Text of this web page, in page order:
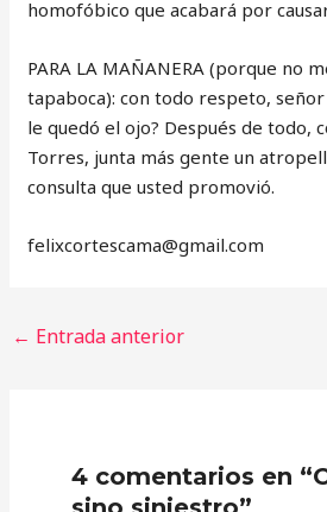
homofóbico que acabará por
PARA LA MAÑANERA (porque no
tapaboca): con todo respeto,
le quedó el ojo? Después de todo,
Torres, junta más gente un
consulta que usted promovió.
‎felixcortescama@gmail.com
← Entrada anterior
4 comentarios en